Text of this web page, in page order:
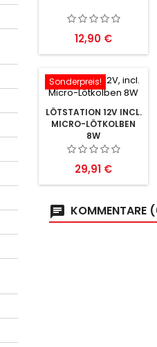
Preis
12,90 €
Sonderpreis!
LÖTSTATION 12V INCL.
MICRO-LÖTKOLBEN
8W
Preis
29,91 €
KOMMENTARE